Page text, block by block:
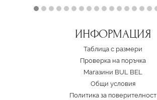
ИНФОРМАЦИЯ
Таблица с размери
Проверка на поръчка
Магазини BUL BEL
Oбщи условия
Политика за поверителност